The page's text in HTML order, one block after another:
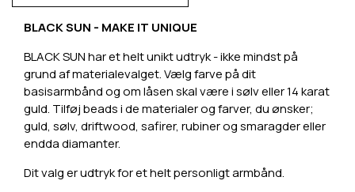
BLACK SUN - MAKE IT UNIQUE
BLACK SUN har et helt unikt udtryk - ikke mindst på
grund af materialevalget. Vælg farve på dit
basisarmbånd og om låsen skal være i sølv eller 14 karat
guld. Tilføj beads i de materialer og farver, du ønsker;
guld, sølv, driftwood, safirer, rubiner og smaragder eller
endda diamanter.
Dit valg er udtryk for et helt personligt armbånd.